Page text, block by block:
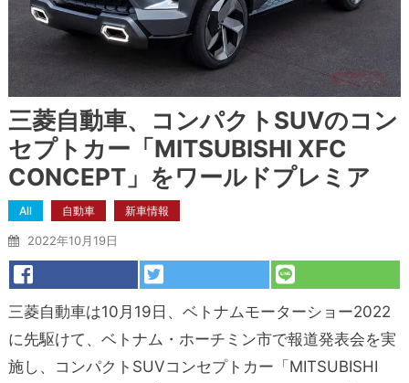
三菱自動車、コンパクトSUVのコン
セプトカー「MITSUBISHI XFC
CONCEPT」をワールドプレミア
All 自動車 新車情報
2022年10月19日
三菱自動車は10月19日、ベトナムモーターショー2022
に先駆けて、ベトナム・ホーチミン市で報道発表会を実
施し、コンパクトSUVコンセプトカー「MITSUBISHI